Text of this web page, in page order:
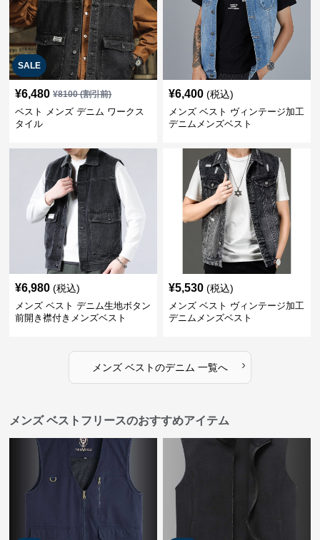
SALE
¥6,480 ¥8100(割引前)
ベスト メンズ デニム ワークス
タイル
¥6,400 (税込)
メンズ ベスト ヴィンテージ加工
デニムメンズベスト
¥6,980 (税込)
メンズ ベスト デニム生地ボタン
前開き襟付きメンズベスト
¥5,530 (税込)
メンズ ベスト ヴィンテージ加工
デニムメンズベスト
メンズ ベストのデニム 一覧へ ›
メンズ ベストフリースのおすすめアイテム